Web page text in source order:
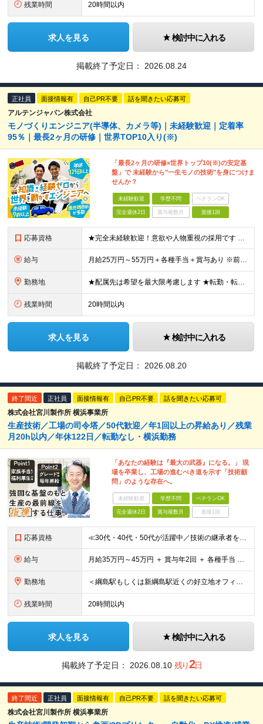
残業時間 20時間以内
求人を見る 検討中に入れる
掲載終了予定日： 2026.08.24
正社員 面接情報有 自己PR不要 話を聞きたい応募可
アルテンジャパン株式会社
モノづくりエンジニア(半導体、カメラ等)｜未経験歓迎｜定着率
95％｜最長2ヶ月の研修｜世界TOP10入り(※)
「最長2ヶ月の研修×世界トップ10(※)の安定基
盤」で 未経験から"一生モノの技術"を身につけま
せんか？
未経験歓迎 学歴不問 ベテランOK
完全週休2日 賞与複数月 面接1回
応募資格 ★完全未経験歓迎！意欲や人物重視の採用です ★文系・理系問わず歓迎いたします！ ■学歴不問 ■第二新卒歓迎 ■職種・業種・社会人未経験OK ■フリーター・社会人経験10年以上の方も歓迎 ■ブランク・
給与 月給25万円～55万円＋各種手当＋賞与あり ※前職の給与・経験・スキルなどを考慮のうえで決定します ※残業代は1分単位で全額支給します ※試用期間3ヶ月。その間の給与・待遇に差異はありません ★充実
勤務地 ★配属先は希望を最大限考慮します ★転勤・転居については相談可能です ★U・Iターン歓迎 全国の各プロジェクト先で募集します。 ＜プロジェクト先＞ ■北海道：千歳市 ■関東：埼玉県・千葉県・東京都
残業時間 20時間以内
求人を見る 検討中に入れる
掲載終了予定日： 2026.08.20
終了間近 正社員 面接情報有 自己PR不要 話を聞きたい応募可
株式会社宮川製作所 横浜事業所
生産技術／工場の司令塔／50代歓迎／年1回以上の昇給あり／残業
月20h以内／年休122日／転勤なし・横浜勤務
「あなたの経験は『最大の武器』になる。」 現
場を卒業し、工場の進むべき道を示す「技術顧
問」のような存在へ。
未経験歓迎 学歴不問 ベテランOK
完全週休2日 賞与複数月 面接1回
応募資格 ≪30代・40代・50代が活躍中／技術の継承者を求めています≫ ◎生産技術または製造技術の実務経験をお持ちの方 ┗年数は問いません。10年、20年と培ってきた熟練の知見を高く評価します。 ┗「量産立ち
給与 月給35万円～45万円 ＋ 賞与年2回 ＋ 各種手当 ※上記はあくまで下限の目安です。あなたの長年の経験・スキルを最大限に考慮し、加給優遇いたします。 ※試用期間3ヶ月間あり（期間中の給与・待遇に差
勤務地 ＜綱島駅もしくは新綱島駅近くの好立地オフィス＞ 【横浜事業所】 横浜市港北区樽町2-1-6 └転勤、客先常駐はございません！ ◎宮城工場へ3ヶ月に1回程度出張あり ◎中国・フィリピン自社工場へ年1
残業時間 20時間以内
求人を見る 検討中に入れる
掲載終了予定日： 2026.08.10 残り2日
終了間近 正社員 面接情報有 自己PR不要 話を聞きたい応募可
株式会社宮川製作所 横浜事業所